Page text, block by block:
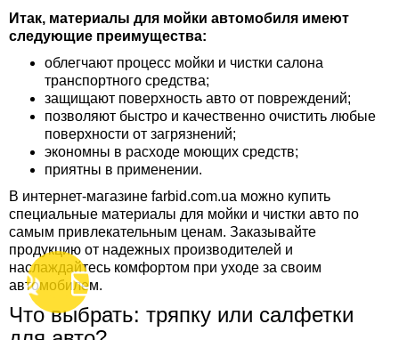
Итак, материалы для мойки автомобиля имеют
следующие преимущества:
облегчают процесс мойки и чистки салона
транспортного средства;
защищают поверхность авто от повреждений;
позволяют быстро и качественно очистить любые
поверхности от загрязнений;
экономны в расходе моющих средств;
приятны в применении.
В интернет-магазине farbid.com.ua можно купить
специальные материалы для мойки и чистки авто по
самым привлекательным ценам. Заказывайте
продукцию от надежных производителей и
наслаждайтесь комфортом при уходе за своим
автомобилем.
Что выбрать: тряпку или салфетки